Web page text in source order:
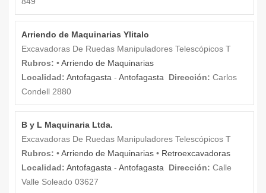
Arriendo de Maquinarias Ylitalo
Excavadoras De Ruedas Manipuladores Telescópicos T
Rubros: •Arriendo de Maquinarias
Localidad: Antofagasta - Antofagasta Dirección: Carlos
Condell 2880
B y L Maquinaria Ltda.
Excavadoras De Ruedas Manipuladores Telescópicos T
Rubros: •Arriendo de Maquinarias • Retroexcavadoras
Localidad: Antofagasta - Antofagasta Dirección: Calle
Valle Soleado 03627